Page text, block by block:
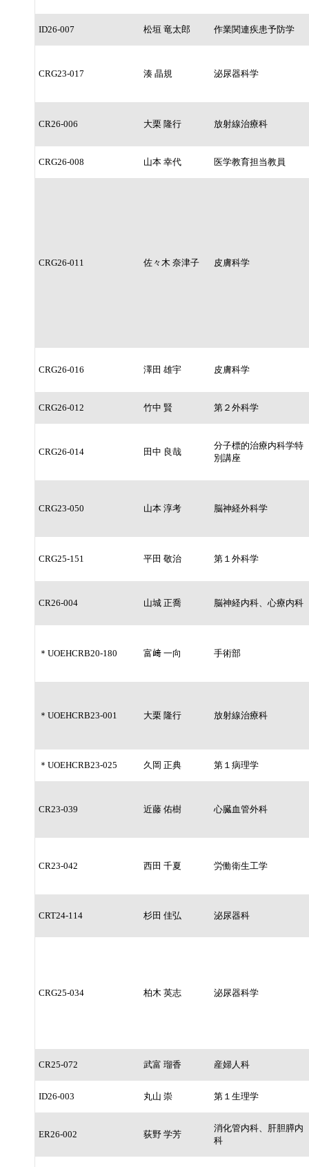
ID26-007 松垣 竜太郎 作業関連疾患予防学
CRG23-017 湊 晶規 泌尿器科学
CR26-006 大栗 隆行 放射線治療科
CRG26-008 山本 幸代 医学教育担当教員
CRG26-011 佐々木 奈津子 皮膚科学
CRG26-016 澤田 雄宇 皮膚科学
CRG26-012 竹中 賢 第２外科学
CRG26-014 田中 良哉
分子標的治療内科学特
別講座
CRG23-050 山本 淳考 脳神経外科学
CRG25-151 平田 敬治 第１外科学
CR26-004 山城 正喬 脳神経内科、心療内科
＊UOEHCRB20-180 富﨑 一向 手術部
＊UOEHCRB23-001 大栗 隆行 放射線治療科
＊UOEHCRB23-025 久岡 正典 第１病理学
CR23-039 近藤 佑樹 心臓血管外科
CR23-042 西田 千夏 労働衛生工学
CRT24-114 杉田 佳弘 泌尿器科
CRG25-034 柏木 英志 泌尿器科学
CR25-072 武富 瑠香 産婦人科
ID26-003 丸山 崇 第１生理学
ER26-002 荻野 学芳
消化管内科、肝胆膵内
科